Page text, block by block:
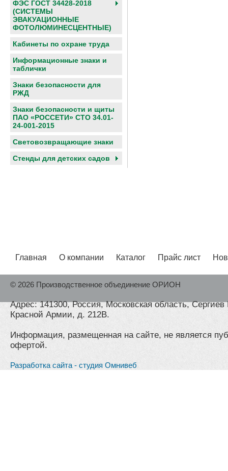
ФЭС ГОСТ 34428-2018
(СИСТЕМЫ
ЭВАКУАЦИОННЫЕ
ФОТОЛЮМИНЕСЦЕНТНЫЕ)
Кабинеты по охране труда
Информационные знаки и
таблички
Знаки безопасности для
РЖД
Знаки безопасности и щиты
ПАО «РОССЕТИ» СТО 34.01-
24-001-2015
Световозвращающие знаки
Cтенды для детских садов
Главная О компании Каталог Прайс лист
© 2026 Производственное объединение ОРИОН
Адрес: 141300, Россия, Московская область,
Красной Армии, д. 212В.
Информация, размещенная на сайте, не является
офертой.
Разработка сайта - студия Омнивеб